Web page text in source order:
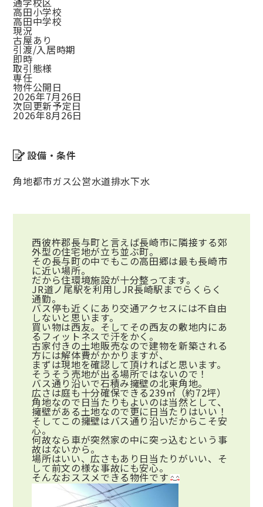
高田小学校
高田中学校
現況
古屋あり
引渡/入居時期
即時
取引態様
専任
物件公開日
2026年7月26日
次回更新予定日
2026年8月26日
設備・条件
角地都市ガス公営水道排水下水
西彼杵郡長与町と言えば長崎市に隣接する郊
外型の住宅地が立ち並ぶ町。
その長与町の中でもこの高田郷は最も長崎市
に近い場所。
だから住環境施設が十分整ってます。
JR道ノ尾駅を利用しJR長崎駅までらくらく
通勤。
バス停も近くにあり交通アクセスには不自由
しないと思います。
買い物は西友。そしてその西友の敷地内にあ
るフィットネスで汗をかく。
古家付きの土地販売なので建物を新築される
方には解体費がかかりますが、
まずは現地を確認して頂ければと思います。
そうそう売地が出る場所ではないので！
バス通り沿いで石積み擁壁の北東角地。
広さは庭も十分確保できる239㎡（約72坪）
角地なので日当たりもよいのは当然として、
擁壁がある土地なので更に日当たりはいい！
そしてこの擁壁はバス通り沿いだからこそ安
心。
何故なら車が突然家の中に突っ込むという事
故はないから。
場所はいい、広さもあり日当たりがいい、そ
して前文の様な事故にも安心。
そんなおススメできる物件です